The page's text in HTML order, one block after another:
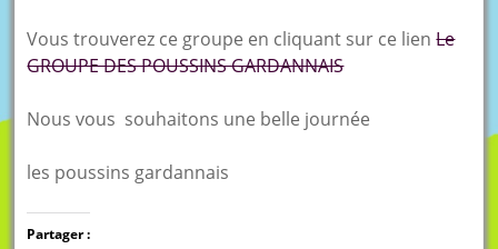
Vous trouverez ce groupe en cliquant sur ce lienLe
GROUPE DES POUSSINS GARDANNAIS
Nous vous souhaitons une belle journée
les poussins gardannais
Partager :